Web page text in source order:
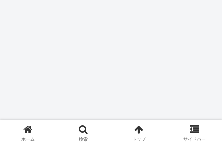
ホーム 検索 トップ サイドバー